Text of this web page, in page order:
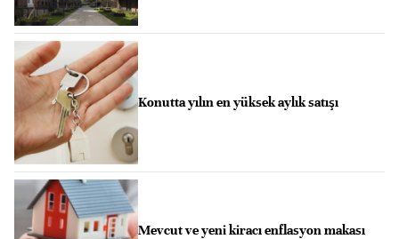
Konutta yılın en yüksek aylık satışı
Mevcut ve yeni kiracı enflasyon makası